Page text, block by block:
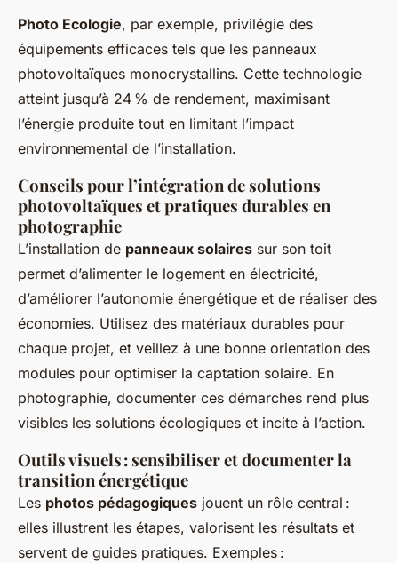
Photo Ecologie, par exemple, privilégie des
équipements efficaces tels que les panneaux
photovoltaïques monocrystallins. Cette technologie
atteint jusqu’à 24 % de rendement, maximisant
l’énergie produite tout en limitant l’impact
environnemental de l’installation.
Conseils pour l’intégration de solutions
photovoltaïques et pratiques durables en
photographie
L’installation de panneaux solaires sur son toit
permet d’alimenter le logement en électricité,
d’améliorer l’autonomie énergétique et de réaliser des
économies. Utilisez des matériaux durables pour
chaque projet, et veillez à une bonne orientation des
modules pour optimiser la captation solaire. En
photographie, documenter ces démarches rend plus
visibles les solutions écologiques et incite à l’action.
Outils visuels : sensibiliser et documenter la
transition énergétique
Les photos pédagogiques jouent un rôle central :
elles illustrent les étapes, valorisent les résultats et
servent de guides pratiques. Exemples :